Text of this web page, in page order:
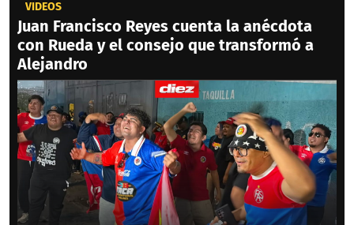
VIDEOS
Juan Francisco Reyes cuenta la anécdota
con Rueda y el consejo que transformó a
Alejandro